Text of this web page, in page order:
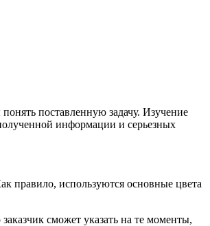
поставленную задачу. Изучение
информации и серьезных
правило, используются основные цвета
сможет указать на те моменты,